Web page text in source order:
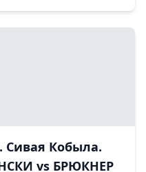
Сивая Кобыла.
vs БРЮКНЕР